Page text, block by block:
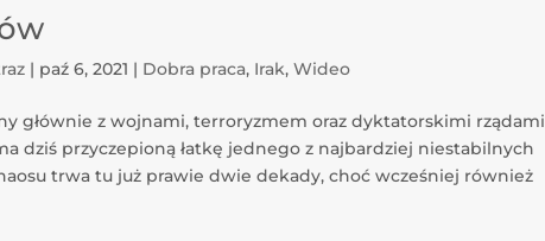
| paź 6, 2021 | Dobra praca, Irak, Wideo
głównie z wojnami, terroryzmem oraz dyktatorskimi rządami
dziś przyczepioną łatkę jednego z najbardziej niestabilnych
trwa tu już prawie dwie dekady, choć wcześniej również